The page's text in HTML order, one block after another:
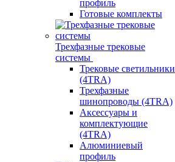
профиль
Готовые комплекты
Трехфазные трековые
системы
Трековые светильники
(4TRA)
Трехфазные
шинопроводы (4TRA)
Аксессуары и
комплектующие
(4TRA)
Алюминиевый
профиль